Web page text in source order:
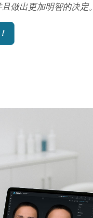
做出更加明智的决定。